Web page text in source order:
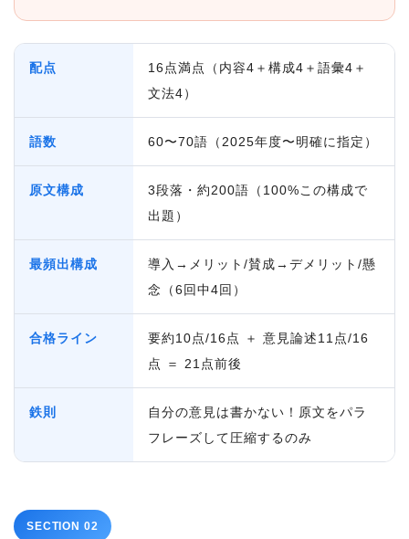
配点
16点満点（内容4＋構成4＋語彙4＋
文法4）
語数 60〜70語（2025年度〜明確に指定）
原文構成
3段落・約200語（100%この構成で
出題）
最頻出構成
導入→メリット/賛成→デメリット/懸
念（6回中4回）
合格ライン
要約10点/16点 ＋ 意見論述11点/16
点 ＝ 21点前後
鉄則
自分の意見は書かない！原文をパラ
フレーズして圧縮するのみ
SECTION 02